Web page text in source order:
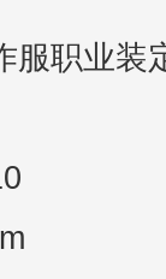
服职业装